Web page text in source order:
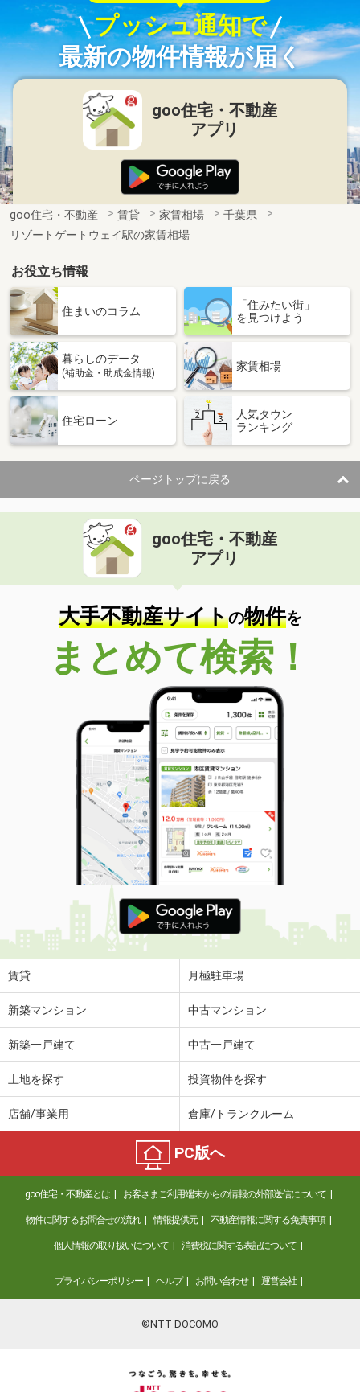
プッシュ通知で
最新の物件情報が届く
goo住宅・不動産
アプリ
goo住宅・不動産 賃貸 家賃相場
千葉県
リゾートゲートウェイ駅の家賃相場
お役立ち情報
住まいのコラム
「住みたい街」
を見つけよう
暮らしのデータ
(補助金・助成金情報)
家賃相場
住宅ローン
人気タウン
ランキング
ページトップに戻る
goo住宅・不動産
アプリ
大手不動産サイトの物件を
まとめて検索！
賃貸 月極駐車場
新築マンション 中古マンション
新築一戸建て 中古一戸建て
土地を探す 投資物件を探す
店舗/事業用 倉庫/トランクルーム
PC版へ
goo住宅・不動産とは お客さまご利用端末からの情報の外部送信について
物件に関するお問合せの流れ 情報提供元 不動産情報に関する免責事項
個人情報の取り扱いについて 消費税に関する表記について
プライバシーポリシー ヘルプ お問い合わせ 運営会社
©NTT DOCOMO